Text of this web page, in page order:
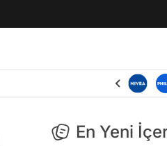
En Yeni